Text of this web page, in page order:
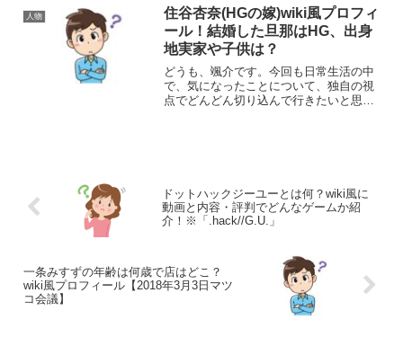
リンピック選手団主将でスピードスケー
ト選手の小平奈緒さんについ...
人物
住谷杏奈(HGの嫁)wiki風プロフィ
ール！結婚した旦那はHG、出身
地実家や子供は？
どうも、颯介です。今回も日常生活の中
で、気になったことについて、独自の視
点でどんどん切り込んで行きたいと思い
ドットハックジーユーとは何？wiki風に
動画と内容・評判でどんなゲームか紹
介！※「.hack//G.U.」
一条みすずの年齢は何歳で店はどこ？
wiki風プロフィール【2018年3月3日マツ
コ会議】